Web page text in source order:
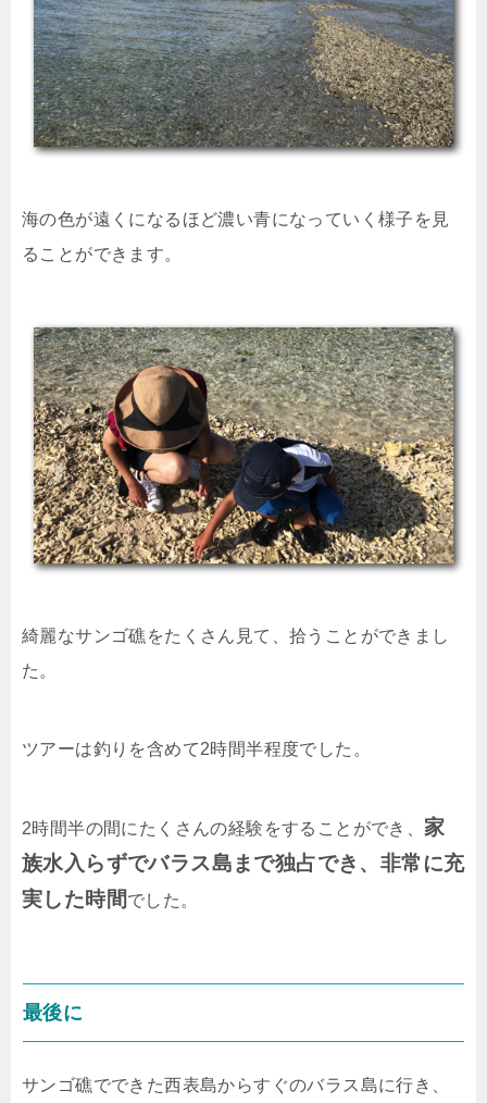
海の色が遠くになるほど濃い青になっていく様子を見
ることができます。
綺麗なサンゴ礁をたくさん見て、拾うことができまし
た。
ツアーは釣りを含めて2時間半程度でした。
2時間半の間にたくさんの経験をすることができ、 家
族水入らずでバラス島まで独占でき、非常に充
実した時間でした。
最後に
サンゴ礁でできた西表島からすぐのバラス島に行き、